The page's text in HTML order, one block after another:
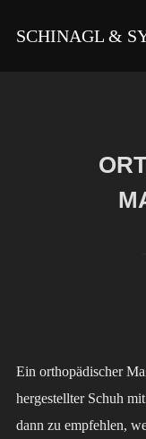
Inhalten
SCHINAGL &
Ein orthopädischer
hergestellter Schuh
dann zu empfehlen,